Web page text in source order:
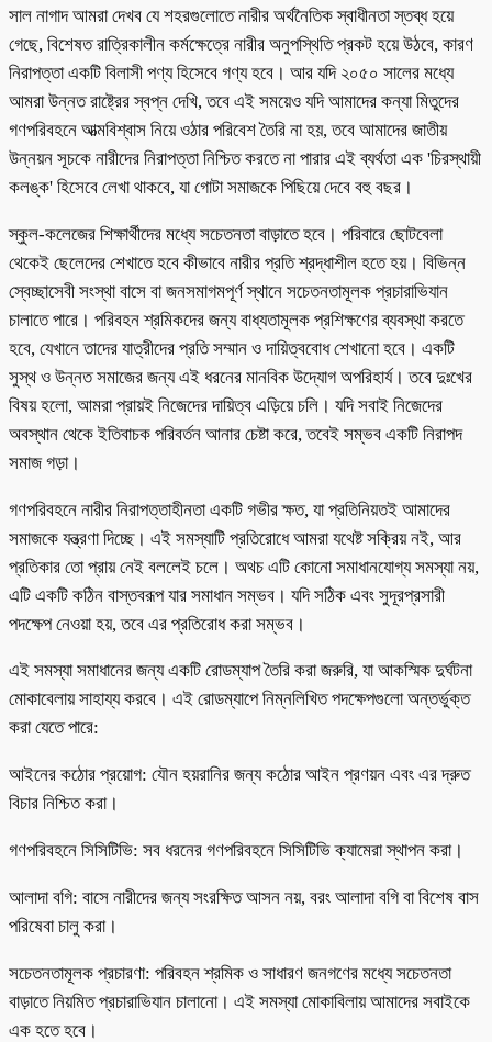
সাল নাগাদ আমরা দেখব যে শহরগুলোতে নারীর অর্থনৈতিক স্বাধীনতা স্তব্ধ হয়ে
গেছে, বিশেষত রাত্রিকালীন কর্মক্ষেত্রে নারীর অনুপস্থিতি প্রকট হয়ে উঠবে, কারণ
নিরাপত্তা একটি বিলাসী পণ্য হিসেবে গণ্য হবে। আর যদি ২০৫০ সালের মধ্যে
আমরা উন্নত রাষ্ট্রের স্বপ্ন দেখি, তবে এই সময়েও যদি আমাদের কন্যা মিতুদের
গণপরিবহনে আত্মবিশ্বাস নিয়ে ওঠার পরিবেশ তৈরি না হয়, তবে আমাদের জাতীয়
উন্নয়ন সূচকে নারীদের নিরাপত্তা নিশ্চিত করতে না পারার এই ব্যর্থতা এক 'চিরস্থায়ী
কলঙ্ক' হিসেবে লেখা থাকবে, যা গোটা সমাজকে পিছিয়ে দেবে বহু বছর।
স্কুল-কলেজের শিক্ষার্থীদের মধ্যে সচেতনতা বাড়াতে হবে। পরিবারে ছোটবেলা
থেকেই ছেলেদের শেখাতে হবে কীভাবে নারীর প্রতি শ্রদ্ধাশীল হতে হয়। বিভিন্ন
স্বেচ্ছাসেবী সংস্থা বাসে বা জনসমাগমপূর্ণ স্থানে সচেতনতামূলক প্রচারাভিযান
চালাতে পারে। পরিবহন শ্রমিকদের জন্য বাধ্যতামূলক প্রশিক্ষণের ব্যবস্থা করতে
হবে, যেখানে তাদের যাত্রীদের প্রতি সম্মান ও দায়িত্ববোধ শেখানো হবে। একটি
সুস্থ ও উন্নত সমাজের জন্য এই ধরনের মানবিক উদ্যোগ অপরিহার্য। তবে দুঃখের
বিষয় হলো, আমরা প্রায়ই নিজেদের দায়িত্ব এড়িয়ে চলি। যদি সবাই নিজেদের
অবস্থান থেকে ইতিবাচক পরিবর্তন আনার চেষ্টা করে, তবেই সম্ভব একটি নিরাপদ
সমাজ গড়া।
গণপরিবহনে নারীর নিরাপত্তাহীনতা একটি গভীর ক্ষত, যা প্রতিনিয়তই আমাদের
সমাজকে যন্ত্রণা দিচ্ছে। এই সমস্যাটি প্রতিরোধে আমরা যথেষ্ট সক্রিয় নই, আর
প্রতিকার তো প্রায় নেই বললেই চলে। অথচ এটি কোনো সমাধানযোগ্য সমস্যা নয়,
এটি একটি কঠিন বাস্তবরূপ যার সমাধান সম্ভব। যদি সঠিক এবং সুদূরপ্রসারী
পদক্ষেপ নেওয়া হয়, তবে এর প্রতিরোধ করা সম্ভব।
এই সমস্যা সমাধানের জন্য একটি রোডম্যাপ তৈরি করা জরুরি, যা আকস্মিক দুর্ঘটনা
মোকাবেলায় সাহায্য করবে। এই রোডম্যাপে নিম্নলিখিত পদক্ষেপগুলো অন্তর্ভুক্ত
করা যেতে পারে:
আইনের কঠোর প্রয়োগ: যৌন হয়রানির জন্য কঠোর আইন প্রণয়ন এবং এর দ্রুত
বিচার নিশ্চিত করা।
গণপরিবহনে সিসিটিভি: সব ধরনের গণপরিবহনে সিসিটিভি ক্যামেরা স্থাপন করা।
আলাদা বগি: বাসে নারীদের জন্য সংরক্ষিত আসন নয়, বরং আলাদা বগি বা বিশেষ বাস
পরিষেবা চালু করা।
সচেতনতামূলক প্রচারণা: পরিবহন শ্রমিক ও সাধারণ জনগণের মধ্যে সচেতনতা
বাড়াতে নিয়মিত প্রচারাভিযান চালানো। এই সমস্যা মোকাবিলায় আমাদের সবাইকে
এক হতে হবে।